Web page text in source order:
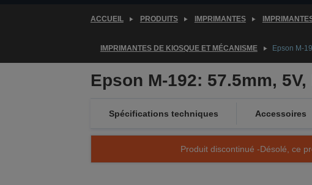
ACCUEIL PRODUITS IMPRIMANTES
IMPRIMANTES DE KIOSQUE ET MÉCANISME Epson M-
Epson M-192: 57.5mm,
Spécifications techniques Accessoires
Produit discontinué -Désolé, ce